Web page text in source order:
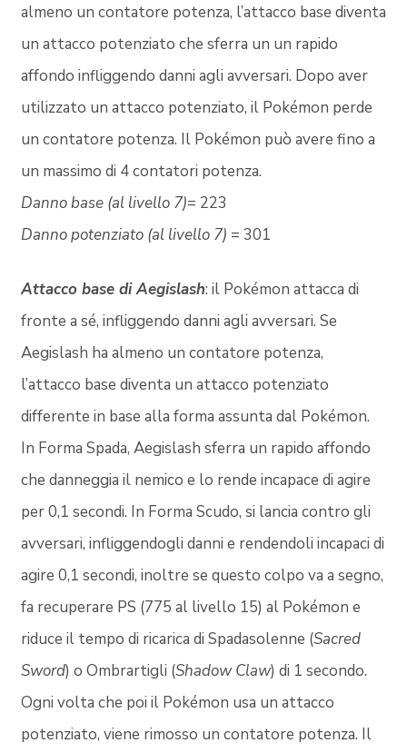
almeno un contatore potenza, l’attacco base diventa
un attacco potenziato che sferra un un rapido
affondo infliggendo danni agli avversari. Dopo aver
utilizzato un attacco potenziato, il Pokémon perde
un contatore potenza. Il Pokémon può avere fino a
un massimo di 4 contatori potenza.
Danno base (al livello 7)= 223
Danno potenziato (al livello 7) = 301
Attacco base di Aegislash: il Pokémon attacca di
fronte a sé, infliggendo danni agli avversari. Se
Aegislash ha almeno un contatore potenza,
l’attacco base diventa un attacco potenziato
differente in base alla forma assunta dal Pokémon.
In Forma Spada, Aegislash sferra un rapido affondo
che danneggia il nemico e lo rende incapace di agire
per 0,1 secondi. In Forma Scudo, si lancia contro gli
avversari, infliggendogli danni e rendendoli incapaci di
agire 0,1 secondi, inoltre se questo colpo va a segno,
fa recuperare PS (775 al livello 15) al Pokémon e
riduce il tempo di ricarica di Spadasolenne (Sacred
Sword) o Ombrartigli (Shadow Claw) di 1 secondo.
Ogni volta che poi il Pokémon usa un attacco
potenziato, viene rimosso un contatore potenza. Il